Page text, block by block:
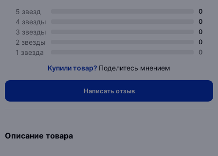
5 звезд
0
4 звезды 0
3 звезды 0
2 звезды 0
1 звезда 0
Купили товар? Поделитесь мнением
Написать отзыв
Описание товара